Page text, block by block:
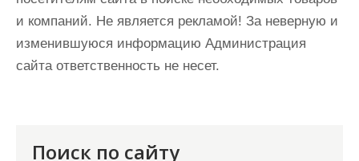
и компаний. Не является рекламой! За неверную и
изменившуюся информацию Администрация
сайта ответственность не несет.
Поиск по сайту